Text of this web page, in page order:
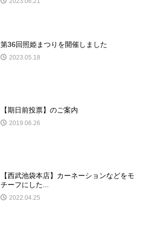
第36回照姫まつりを開催しました
2023.05.18
【期日前投票】のご案内
2019.06.26
【西武池袋本店】カーネーションなどをモ
チーフにした...
2022.04.25